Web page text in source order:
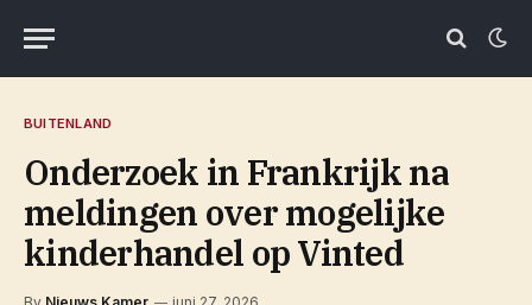
BUITENLAND
Onderzoek in Frankrijk na
meldingen over mogelijke
kinderhandel op Vinted